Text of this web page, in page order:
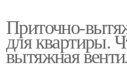
Приточно-
для квартиры.
вытяжная